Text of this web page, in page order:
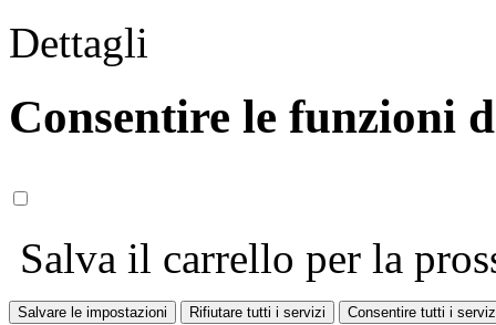
Dettagli
Consentire le funzioni
Salva il carrello per la
Salvare le impostazioni Rifiutare tutti i servizi Consentire tutti i